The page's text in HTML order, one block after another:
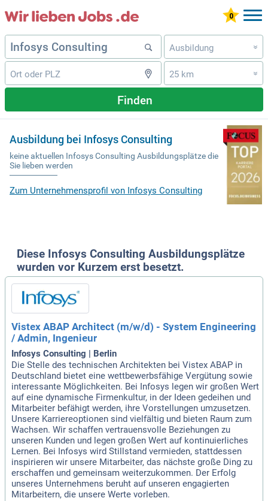
Ausbildung »
25 km »
Finden
Ausbildung bei Infosys Consulting
keine aktuellen Infosys Consulting Ausbildungsplätze die
Sie lieben werden
Zum Unternehmensprofil von Infosys Consulting
Diese Infosys Consulting Ausbildungsplätze
wurden vor Kurzem erst besetzt.
Vistex ABAP Architect (m/w/d) - System Engineering
/ Admin, Ingenieur
Infosys Consulting | Berlin
Die Stelle des technischen Architekten bei Vistex ABAP in
Deutschland bietet eine wettbewerbsfähige Vergütung sowie
interessante Möglichkeiten. Bei Infosys legen wir großen Wert
auf eine dynamische Firmenkultur, in der Ideen gedeihen und
Mitarbeiter befähigt werden, ihre Vorstellungen umzusetzen.
Unsere Karriereoptionen sind vielfältig und bieten Raum zum
Wachsen. Wir schaffen vertrauensvolle Beziehungen zu
unseren Kunden und legen großen Wert auf kontinuierliches
Lernen. Bei Infosys wird Stillstand vermieden, stattdessen
inspirieren wir unsere Mitarbeiter, das nächste große Ding zu
erschaffen und gemeinsam weiterzukommen. Der Erfolg
unseres Unternehmens beruht auf unseren engagierten
Mitarbeitern, die unsere Werte vorleben.